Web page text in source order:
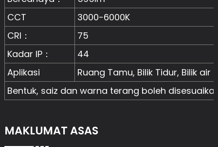
CCT
3000-6000K
CRI：
75
Kadar IP：
44
Aplikasi
Ruang Tamu, Bilik Tidur, Bilik air
Bentuk, saiz dan warna terang boleh
MAKLUMAT ASAS